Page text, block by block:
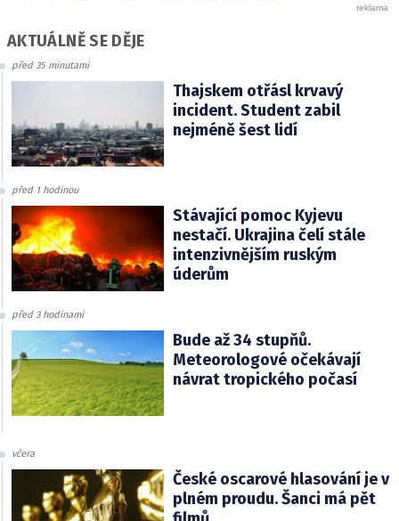
AKTUÁLNĚ SE DĚJE
před 35 minutami
Thajskem otřásl krvavý
incident. Student zabil
nejméně šest lidí
před 1 hodinou
Stávající pomoc Kyjevu
nestačí. Ukrajina čelí stále
intenzivnějším ruským
úderům
před 3 hodinami
Bude až 34 stupňů.
Meteorologové očekávají
návrat tropického počasí
včera
České oscarové hlasování je v
plném proudu. Šanci má pět